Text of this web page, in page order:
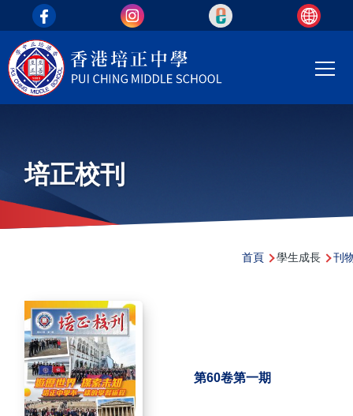
移至主內容
top_area
培正校刊
連
結
首頁 學生成長 刊
第60卷第一期